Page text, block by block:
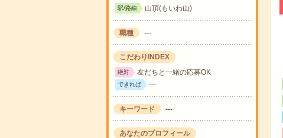
駅/路線 山頂(もいわ山)
職種 ---
こだわりINDEX
絶対 友だちと一緒の応募OK
できれば ---
キーワード ---
あなたのプロフィール